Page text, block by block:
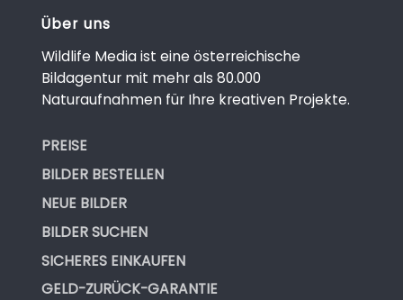
Über uns
Wildlife Media ist eine österreichische
Bildagentur mit mehr als 80.000
Naturaufnahmen für Ihre kreativen Projekte.
PREISE
BILDER BESTELLEN
NEUE BILDER
BILDER SUCHEN
SICHERES EINKAUFEN
GELD-ZURÜCK-GARANTIE